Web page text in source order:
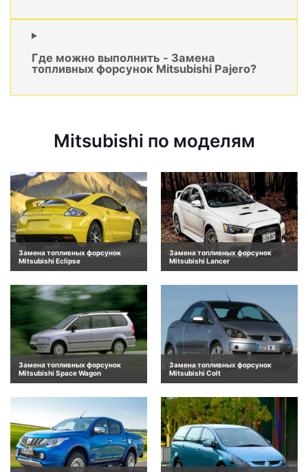
Где можно выполнить - Замена
топливных форсунок Mitsubishi Pajero?
Mitsubishi по моделям
Замена топливных форсунок
Mitsubishi Eclipse
Замена топливных форсунок
Mitsubishi Lancer
Замена топливных форсунок
Mitsubishi Space Wagon
Замена топливных форсунок
Mitsubishi Colt